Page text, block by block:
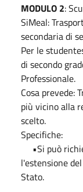
MODULO 2:
SiMeal:
secondaria di
Per le
di secondo
Professionale.
Cosa prevede:
più vicino alla
scelto.
Specifiche:
•Si può
l'estensione
Stato.